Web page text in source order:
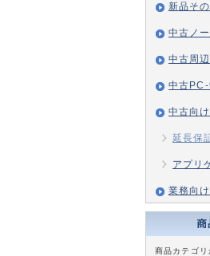
新品そ
中古ノ
中古周
中古
中古向
延長保
アプリ
業務向
商品カテゴリ